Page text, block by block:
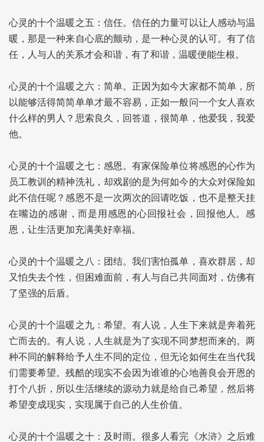
心灵的十个温暖之五：信任。信任的力量可以让人感动与温
暖，那是一种来自心底的颤动，是一种心灵的认可。有了信
任，人与人的关系才会和谐，有了和谐，温暖便能生根。
心灵的十个温暖之六：简单。正因为如今大家都不简单，所
以能够活得简简单单才最不容易，正如一般问一个女人喜欢
什么样的男人？思索良久，回答道，很简单，他爱我，我爱
他。
心灵的十个温暖之七：感恩。有家保险单位将感恩的心作为
员工教训的精神洗礼，却戏剧的是为何如今的大众对保险如
此不信任呢？感恩不是一次两次的回请吃饭，也不是整天挂
在嘴边的感谢，而是用感恩的心回报社会，回报他人。感
恩，让生活更加充满美好幸福。
心灵的十个温暖之八：团结。我们害怕孤单，喜欢群居，却
又怕失去个性，但困难面前，有人与自己共同面对，仿佛有
了坚强的后盾。
心灵的十个温暖之九：希望。有人说，人生下来就是奔着死
亡而去的。有人说，人生就是为了实现不同梦想而来的。两
种不同的解释给予人生不同的定位，但无论如何生在当代我
们需要希望。残酷的现实不会因为谁谁的心地善良会开恩的
打个八折，所以生活继续的源动力就是给自己希望，然后将
希望变成现实，实现属于自己的人生价值。
心灵的十个温暖之十：及时雨。很多人看完《水浒》之后难